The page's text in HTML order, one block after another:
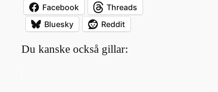
Facebook
Threads
Bluesky
Reddit
Du kanske också gillar: